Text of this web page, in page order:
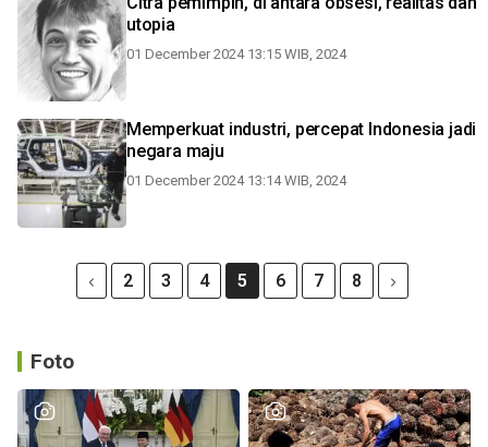
utopia
01 December 2024 13:15 WIB, 2024
Memperkuat industri, percepat Indonesia jadi
negara maju
01 December 2024 13:14 WIB, 2024
2 3 4 5 6 7 8
Foto